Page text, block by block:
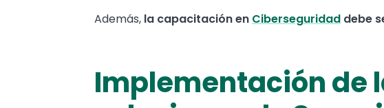
Además, la capacitación en Ciberseguridad debe
Implementación de